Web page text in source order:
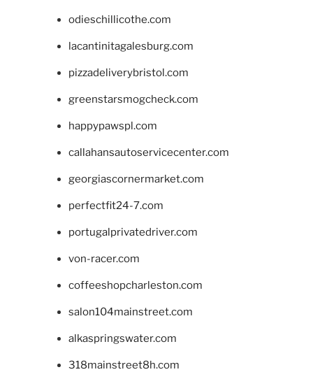
odieschillicothe.com
lacantinitagalesburg.com
pizzadeliverybristol.com
greenstarsmogcheck.com
happypawspl.com
callahansautoservicecenter.com
georgiascornermarket.com
perfectfit24-7.com
portugalprivatedriver.com
von-racer.com
coffeeshopcharleston.com
salon104mainstreet.com
alkaspringswater.com
318mainstreet8h.com